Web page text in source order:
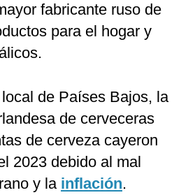
fabricante ruso de
para el hogar y
de Países Bajos, la
de cerveceras
de cerveza cayeron
2023 debido al mal
y la inflación.